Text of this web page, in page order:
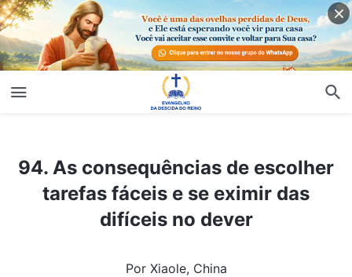
94. As consequências de escolher
tarefas fáceis e se eximir das
difíceis no dever
Por Xiaole, China